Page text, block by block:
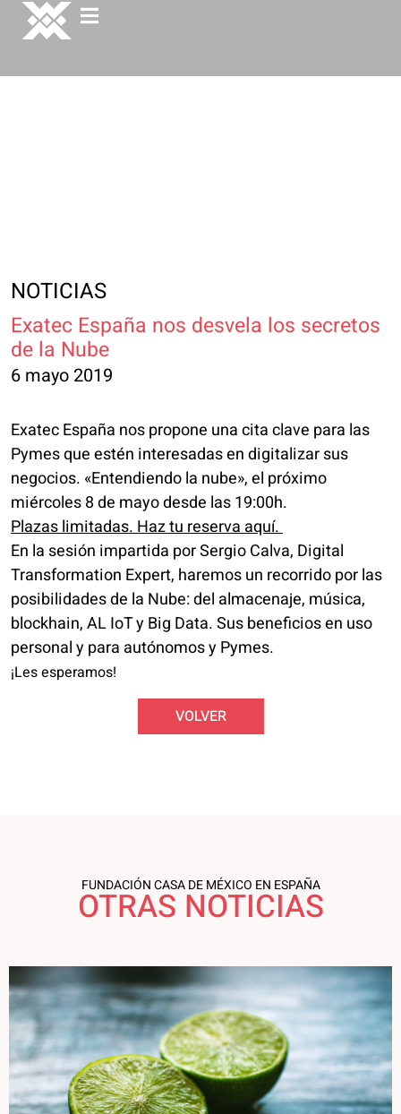
NOTICIAS
Exatec España nos desvela los secretos
de la Nube
6 mayo 2019
Exatec España nos propone una cita clave para las
Pymes
h
a
s
h
t
a
g
que estén interesadas en digitalizar sus
negocios. «Entendiendo la nube», el próximo
miércoles 8 de mayo desde las 19:00h.
Plazas limitadas. Haz tu reservaaquí.
En la sesión impartida por Sergio Calva, Digital
Transformation Expert, haremos un recorrido por las
posibilidades de la Nube: del almacenaje, música,
blockhain, AL IoT y Big Data. Sus beneficios en uso
personal y para autónomos y Pymes.
¡Les esperamos!
VOLVER
FUNDACIÓN CASA DE MÉXICO EN ESPAÑA
OTRAS NOTICIAS